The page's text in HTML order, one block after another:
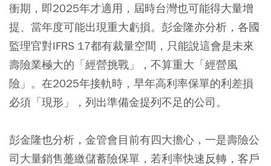
衝期，即2025年才適用，屆時台灣也可能得大量增
提、當年度可能出現重大虧損。彭金隆亦分析，各國
監理官對IFRS 17都有裁量空間，只能說這會是未來
壽險業極大的「經營挑戰」，不算重大「經營風
險」。在2025年接軌時，早年高利率保單的利差損
必須「現形」，列出準備金提列不足的公司。
彭金隆也分析，金管會目前有四大擔心，一是壽險公
司大量銷售躉繳儲蓄險保單，若利率快速反轉，客戶